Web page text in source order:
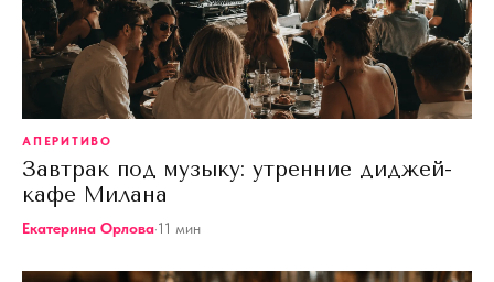
АПЕРИТИВО
Завтрак под музыку: утренние диджей-
кафе Милана
Екатерина Орлова·11 мин